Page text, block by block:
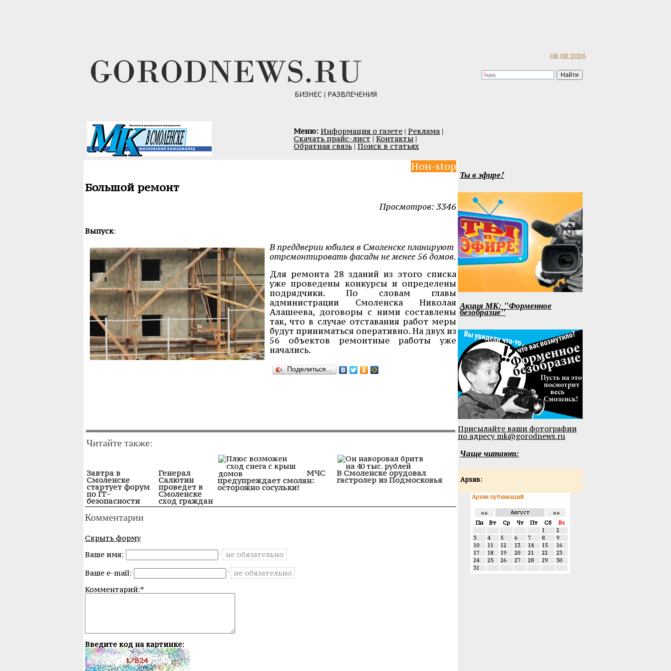
08.08.2026
БИЗНЕС | РАЗВЛЕЧЕНИЯ
Меню: Информация о газете | Реклама |
Скачать прайс-лист | Контакты |
Обратная связь | Поиск в статьях
Нон-stop
Большой ремонт
Просмотров: 3346
Выпуск:
В преддверии юбилея в Смоленске планируют
отремонтировать фасады не менее 56 домов.
Для ремонта 28 зданий из этого списка
уже проведены конкурсы и определены
подрядчики. По словам главы
администрации Смоленска Николая
Алашеева, договоры с ними составлены
так, что в случае отставания работ меры
будут приниматься оперативно. На двух из
56 объектов ремонтные работы уже
начались.
Поделиться…
Читайте также:
Завтра в
Смоленске
стартует форум
по IТ-
безопасности
Генерал
Салютин
проведет в
Смоленске
сход граждан
МЧС
предупреждает смолян:
осторожно сосульки!
В Смоленске орудовал
гастролер из Подмосковья
Комментарии
Скрыть форму
Ваше имя:
не обязательно
Ваше e-mail:
не обязательно
Комментарий:*
Введите код на картинке:
Ты в эфире!
Акция МК: "Форменное
безобразие"
Присылайте ваши фотографии
по адресу mk@gorodnews.ru
Чаще читают:
Архив:
Архив публикаций
«« Август »»
Пн Вт Ср Чт Пт Сб
Вс
1
2
3
4 5 6 7 8
9
10
11 12 13 14 15
16
17
18 19 20 21 22
23
24
25 26 27 28 29
30
31